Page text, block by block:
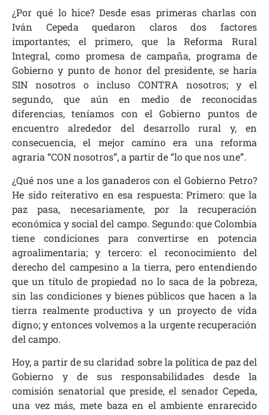
¿Por qué lo hice? Desde esas primeras charlas con
Iván Cepeda quedaron claros dos factores
importantes; el primero, que la Reforma Rural
Integral, como promesa de campaña, programa de
Gobierno y punto de honor del presidente, se haría
SIN nosotros o incluso CONTRA nosotros; y el
segundo, que aún en medio de reconocidas
diferencias, teníamos con el Gobierno puntos de
encuentro alrededor del desarrollo rural y, en
consecuencia, el mejor camino era una reforma
agraria “CON nosotros”, a partir de “lo que nos une”.
¿Qué nos une a los ganaderos con el Gobierno Petro?
He sido reiterativo en esa respuesta: Primero: que la
paz pasa, necesariamente, por la recuperación
económica y social del campo. Segundo: que Colombia
tiene condiciones para convertirse en potencia
agroalimentaria; y tercero: el reconocimiento del
derecho del campesino a la tierra, pero entendiendo
que un título de propiedad no lo saca de la pobreza,
sin las condiciones y bienes públicos que hacen a la
tierra realmente productiva y un proyecto de vida
digno; y entonces volvemos a la urgente recuperación
del campo.
Hoy, a partir de su claridad sobre la política de paz del
Gobierno y de sus responsabilidades desde la
comisión senatorial que preside, el senador Cepeda,
una vez más, mete baza en el ambiente enrarecido